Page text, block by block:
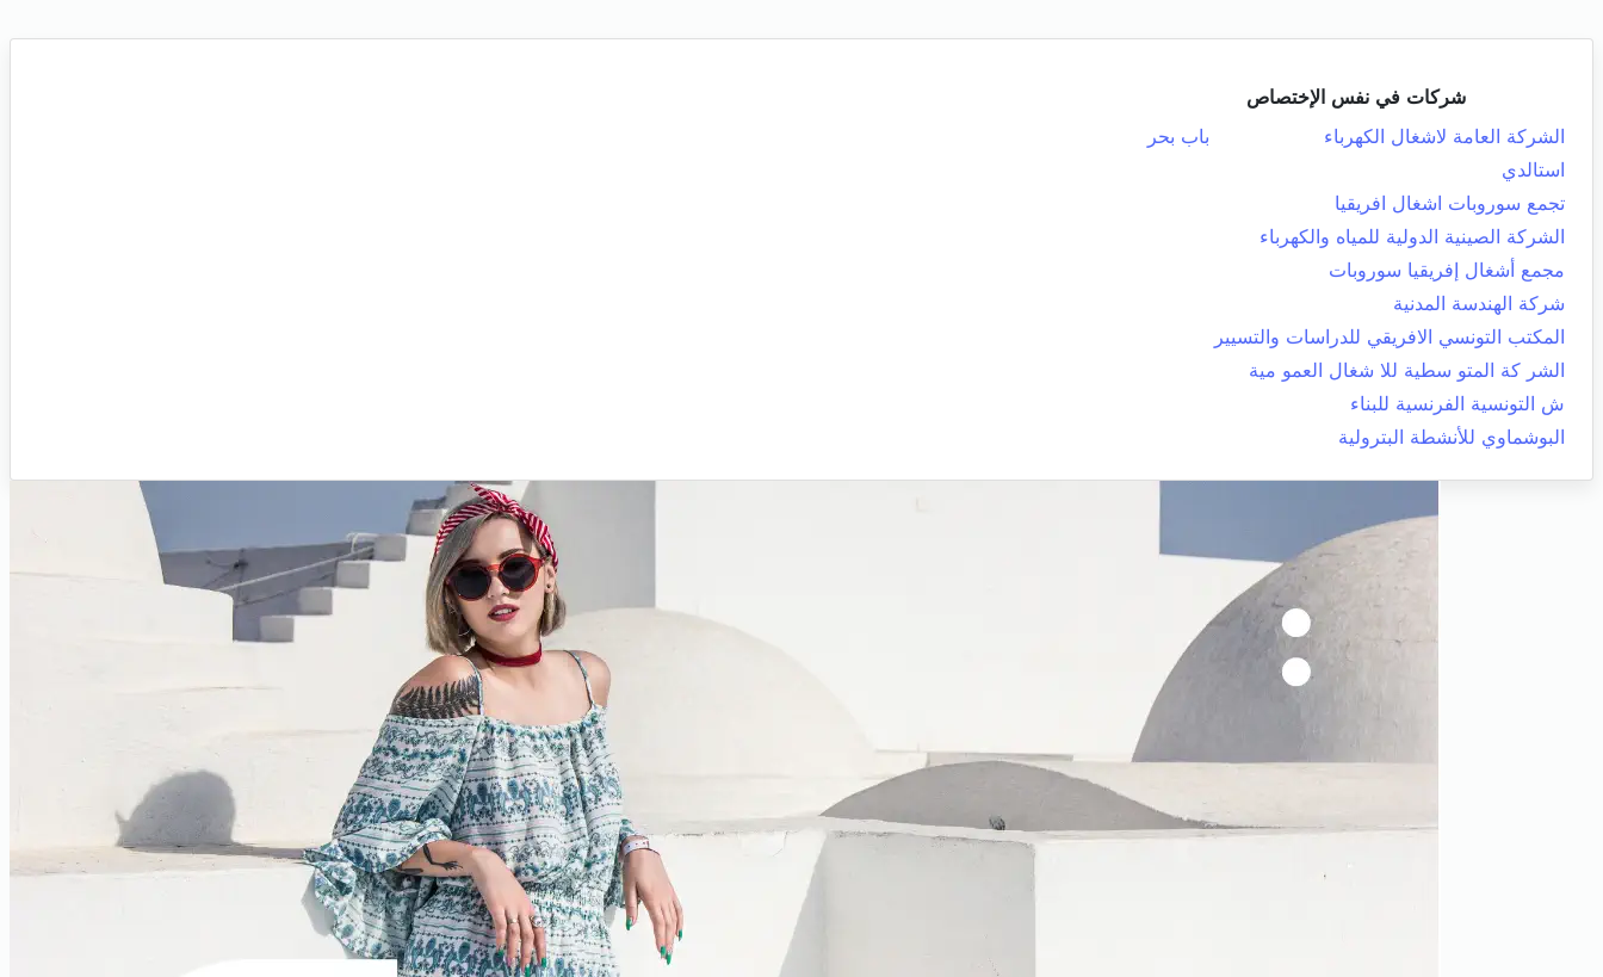
شركات في نفس الإختصاص
الشركة العامة لاشغال الكهرباء
باب بحر
استالدي
تجمع سوروبات اشغال افريقيا
الشركة الصينية الدولية للمياه والكهرباء
مجمع أشغال إفريقيا سوروبات
شركة الهندسة المدنية
المكتب التونسي الافريقي للدراسات والتسيير
الشر كة المتو سطية للا شغال العمو مية
ش التونسية الفرنسية للبناء
البوشماوي للأنشطة البترولية